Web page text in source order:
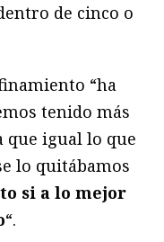
de cinco o
“ha
tenido más
que igual lo que
lo quitábamos
si a lo mejor
“.